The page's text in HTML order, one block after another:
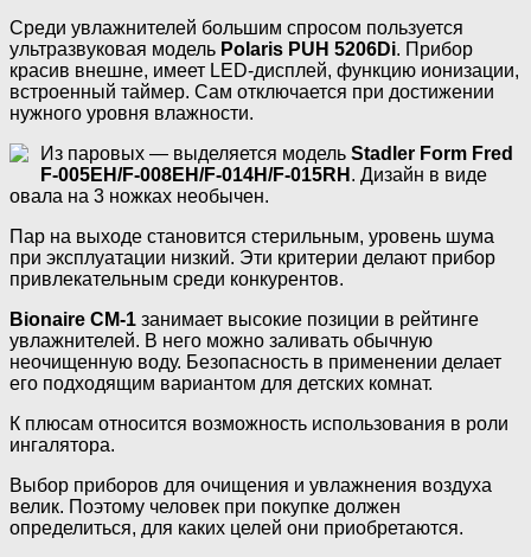
Среди увлажнителей большим спросом пользуется
ультразвуковая модель Polaris PUH 5206Di. Прибор
красив внешне, имеет LED-дисплей, функцию ионизации,
встроенный таймер. Сам отключается при достижении
нужного уровня влажности.
Из паровых — выделяется модель Stadler Form Fred
F-005EH/F-008EH/F-014H/F-015RH . Дизайн в виде
овала на 3 ножках необычен.
Пар на выходе становится стерильным, уровень шума
при эксплуатации низкий. Эти критерии делают прибор
привлекательным среди конкурентов.
Bionaire CM-1 занимает высокие позиции в рейтинге
увлажнителей. В него можно заливать обычную
неочищенную воду. Безопасность в применении делает
его подходящим вариантом для детских комнат.
К плюсам относится возможность использования в роли
ингалятора.
Выбор приборов для очищения и увлажнения воздуха
велик. Поэтому человек при покупке должен
определиться, для каких целей они приобретаются.